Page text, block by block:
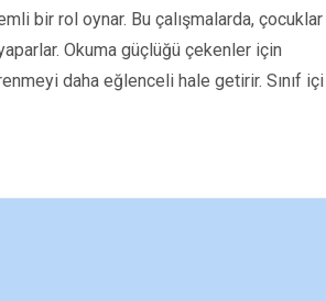
bir rol oynar. Bu çalışmalarda, çocuklar
Okuma güçlüğü çekenler için
daha eğlenceli hale getirir. Sınıf içi